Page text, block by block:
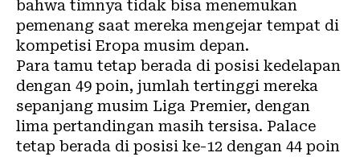
bahwa timnya tidak bisa menemukan
pemenang saat mereka mengejar tempat di
kompetisi Eropa musim depan.
Para tamu tetap berada di posisi kedelapan
dengan 49 poin, jumlah tertinggi mereka
sepanjang musim Liga Premier, dengan
lima pertandingan masih tersisa. Palace
tetap berada di posisi ke-12 dengan 44 poin